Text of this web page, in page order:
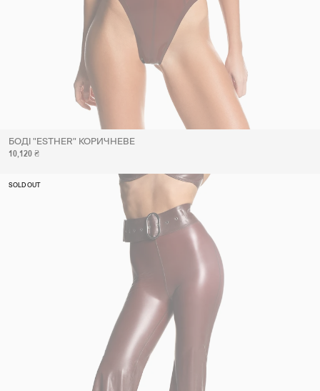
БОДІ "ESTHER" КОРИЧНЕВЕ
10,120 ₴
SOLD OUT